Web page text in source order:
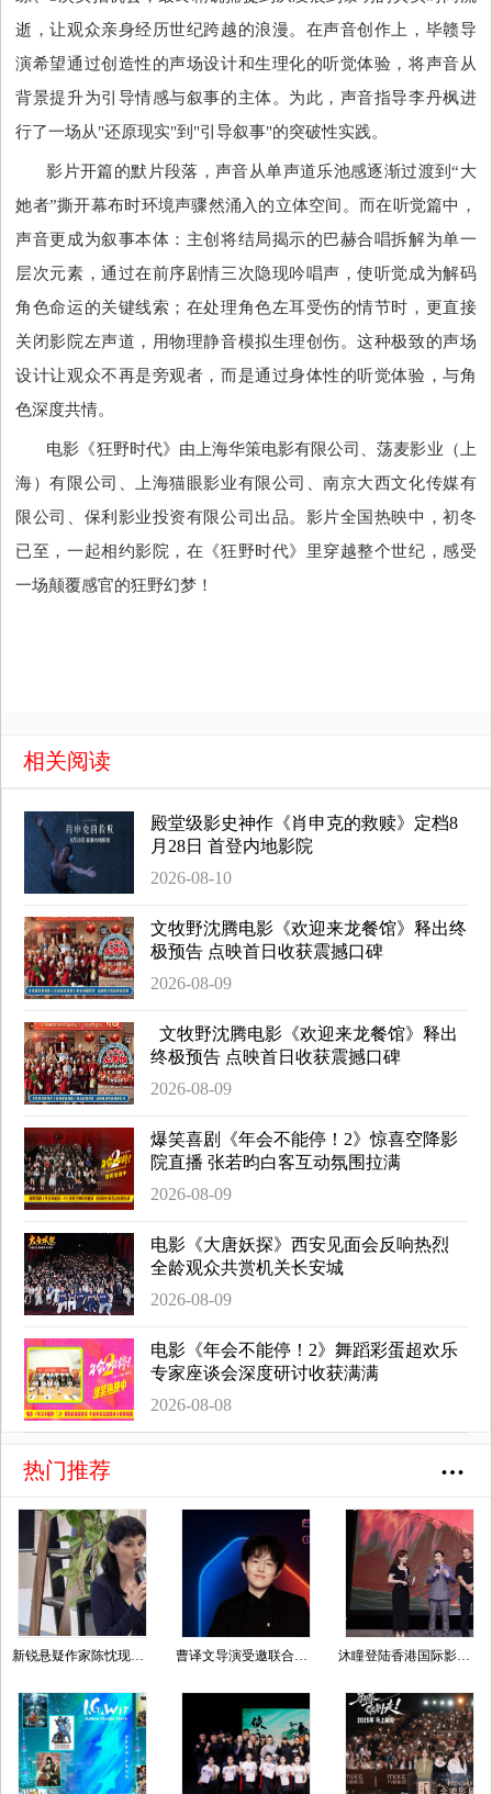
逝，让观众亲身经历世纪跨越的浪漫。在声音创作上，毕赣导
演希望通过创造性的声场设计和生理化的听觉体验，将声音从
背景提升为引导情感与叙事的主体。为此，声音指导李丹枫进
行了一场从"还原现实"到"引导叙事"的突破性实践。
影片开篇的默片段落，声音从单声道乐池感逐渐过渡到“大
她者”撕开幕布时环境声骤然涌入的立体空间。而在听觉篇中，
声音更成为叙事本体：主创将结局揭示的巴赫合唱拆解为单一
层次元素，通过在前序剧情三次隐现吟唱声，使听觉成为解码
角色命运的关键线索；在处理角色左耳受伤的情节时，更直接
关闭影院左声道，用物理静音模拟生理创伤。这种极致的声场
设计让观众不再是旁观者，而是通过身体性的听觉体验，与角
色深度共情。
电影《狂野时代》由上海华策电影有限公司、荡麦影业（上
海）有限公司、上海猫眼影业有限公司、南京大西文化传媒有
限公司、保利影业投资有限公司出品。影片全国热映中，初冬
已至，一起相约影院，在《狂野时代》里穿越整个世纪，感受
一场颠覆感官的狂野幻梦！
相关阅读
殿堂级影史神作《肖申克的救赎》定档8
月28日 首登内地影院
2026-08-10
文牧野沈腾电影《欢迎来龙餐馆》释出终
极预告 点映首日收获震撼口碑
2026-08-09
文牧野沈腾电影《欢迎来龙餐馆》释出
终极预告 点映首日收获震撼口碑
2026-08-09
爆笑喜剧《年会不能停！2》惊喜空降影
院直播 张若昀白客互动氛围拉满
2026-08-09
电影《大唐妖探》西安见面会反响热烈
全龄观众共赏机关长安城
2026-08-09
电影《年会不能停！2》舞蹈彩蛋超欢乐
专家座谈会深度研讨收获满满
2026-08-08
热门推荐
曹译文导演受邀联合国AI for Good全球峰会 以AI影像传递向善力量